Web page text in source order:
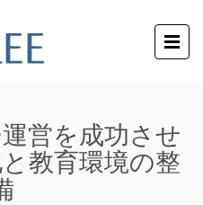
営を成功させ
教育環境の整